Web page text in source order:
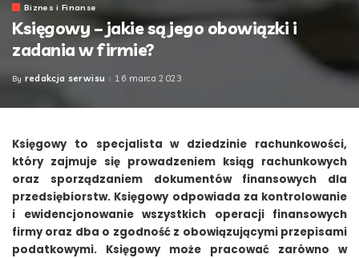
Biznes i Finanse
Księgowy – jakie są jego obowiązki i
zadania w firmie?
Posted
By redakcja serwisu 16 marca 2023
Księgowy to specjalista w dziedzinie rachunkowości,
który zajmuje się prowadzeniem ksiąg rachunkowych
oraz sporządzaniem dokumentów finansowych dla
przedsiębiorstw. Księgowy odpowiada za kontrolowanie
i ewidencjonowanie wszystkich operacji finansowych
firmy oraz dba o zgodność z obowiązującymi przepisami
podatkowymi. Księgowy może pracować zarówno w